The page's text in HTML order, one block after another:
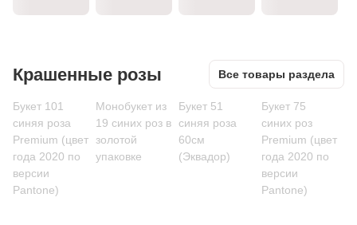
Крашенные розы Все товары раздела
Букет 101
синяя роза
Premium (цвет
года 2020 по
версии
Pantone)
Монобукет из
19 синих роз в
золотой
упаковке
Букет 51
синяя роза
60см
(Эквадор)
Букет 75
синих роз
Premium (цвет
года 2020 по
версии
Pantone)